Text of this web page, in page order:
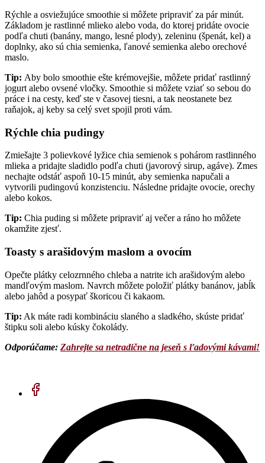
Rýchle a osviežujúce smoothie si môžete pripraviť za pár minút.
Základom je rastlinné mlieko alebo voda, do ktorej pridáte ovocie
podľa chuti (banány, mango, lesné plody), zeleninu (špenát, kel) a
doplnky, ako sú chia semienka, ľanové semienka alebo orechové
maslo.
Tip: Aby bolo smoothie ešte krémovejšie, môžete pridať rastlinný
jogurt alebo ovsené vločky. Smoothie si môžete vziať so sebou do
práce i na cesty, keď ste v časovej tiesni, a tak neostanete bez
raňajok, aj keby sa celý svet spojil proti vám.
Rýchle chia pudingy
Zmiešajte 3 polievkové lyžice chia semienok s pohárom rastlinného
mlieka a pridajte sladidlo podľa chuti (javorový sirup, agáve). Zmes
nechajte odstáť aspoň 10-15 minút, aby semienka napučali a
vytvorili pudingovú konzistenciu. Následne pridajte ovocie, orechy
alebo kokos.
Tip: Chia puding si môžete pripraviť aj večer a ráno ho môžete
okamžite zjesť.
Toasty s arašidovým maslom a ovocím
Opečte plátky celozrnného chleba a natrite ich arašidovým alebo
mandľovým maslom. Navrch môžete položiť plátky banánov, jabĺk
alebo jahôd a posypať škoricou či kakaom.
Tip: Ak máte radi kombináciu slaného a sladkého, skúste pridať
štipku soli alebo kúsky čokolády.
Odporúčame: Zahrejte sa netradične na jeseň s ľadovými kávami!